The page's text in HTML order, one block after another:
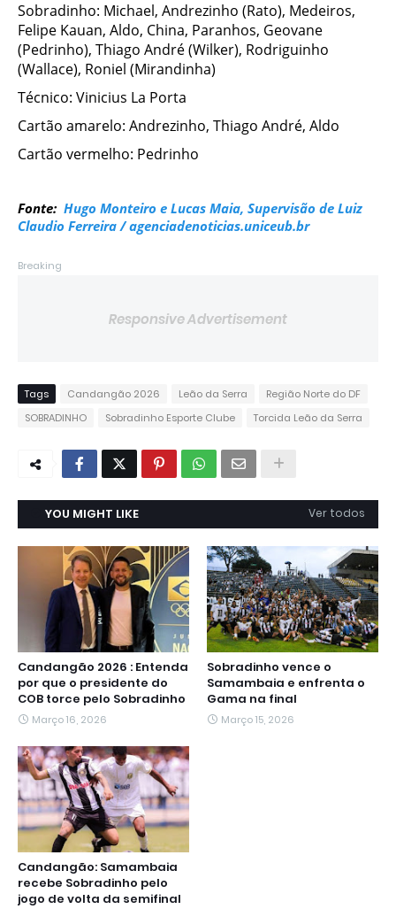
Sobradinho: Michael, Andrezinho (Rato), Medeiros,
Felipe Kauan, Aldo, China, Paranhos, Geovane
(Pedrinho), Thiago André (Wilker), Rodriguinho
(Wallace), Roniel (Mirandinha)
Técnico: Vinicius La Porta
Cartão amarelo: Andrezinho, Thiago André, Aldo
Cartão vermelho: Pedrinho
Fonte: Hugo Monteiro e Lucas Maia, Supervisão de Luiz
Claudio Ferreira / agenciadenoticias.uniceub.br
Breaking
Responsive Advertisement
Tags Candangão 2026 Leão da Serra
Região Norte do DF
SOBRADINHO
Sobradinho Esporte Clube Torcida Leão da Serra
YOU MIGHT LIKE Ver todos
Candangão 2026 : Entenda
por que o presidente do
COB torce pelo Sobradinho
Março 16, 2026
Sobradinho vence o
Samambaia e enfrenta o
Gama na final
Março 15, 2026
Candangão: Samambaia
recebe Sobradinho pelo
jogo de volta da semifinal